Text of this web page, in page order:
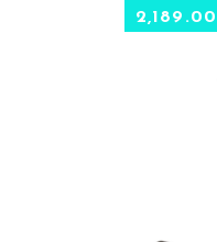
2,189.00